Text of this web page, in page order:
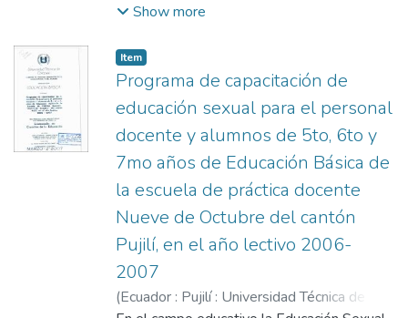
los Séptimos Años de las
Vicente Maldonado" quienes
son unas muestras poblacional de todos los
niños (as) del cantón,
que ha tenido como finalidad; establecer los
tipos, causas,
consecuencias y deficiencias que aquejan a
la población en general.
Es importante recalcar que el contenido de
dicha tesis argumenta
que la desnutrición, es una deficiencia
fisiológica del hombre, que lo
adquiere por falta de nutrientes como son:
Show more
Item
Programa de capacitación de
educación sexual para el personal
docente y alumnos de 5to, 6to y
7mo años de Educación Básica de
la escuela de práctica docente
Nueve de Octubre del cantón
Pujilí, en el año lectivo 2006-
2007
(Ecuador : Pujilí : Universidad Técnica de